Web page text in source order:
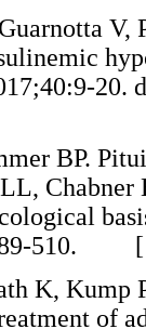
V,
20.
BP.
510.
K, Kump
of